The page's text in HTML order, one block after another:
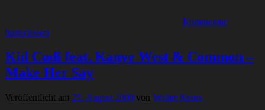
Kommentar
hinterlassen
Kid Cudi feat. Kanye West & Common –
Make Her Say
Veröffentlicht am 25. August 2009 von Walter Kraus